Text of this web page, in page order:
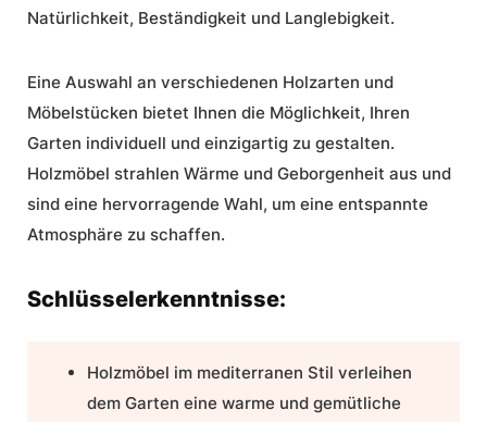
Natürlichkeit, Beständigkeit und Langlebigkeit.
Eine Auswahl an verschiedenen Holzarten und
Möbelstücken bietet Ihnen die Möglichkeit, Ihren
Garten individuell und einzigartig zu gestalten.
Holzmöbel strahlen Wärme und Geborgenheit aus und
sind eine hervorragende Wahl, um eine entspannte
Atmosphäre zu schaffen.
Schlüsselerkenntnisse:
Holzmöbel im mediterranen Stil verleihen
dem Garten eine warme und gemütliche